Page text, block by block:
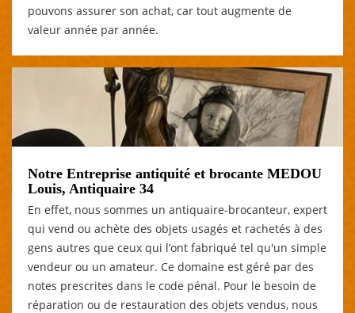
pouvons assurer son achat, car tout augmente de
valeur année par année.
Notre Entreprise antiquité et brocante MEDOU
Louis, Antiquaire 34
En effet, nous sommes un antiquaire-brocanteur, expert
qui vend ou achète des objets usagés et rachetés à des
gens autres que ceux qui l’ont fabriqué tel qu'un simple
vendeur ou un amateur. Ce domaine est géré par des
notes prescrites dans le code pénal. Pour le besoin de
réparation ou de restauration des objets vendus, nous